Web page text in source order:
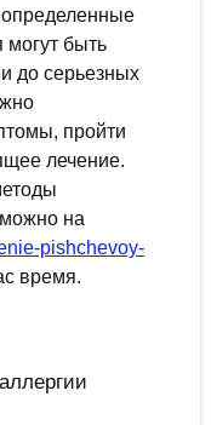
могут быть
до серьезных
пройти
лечение.
можно на
pishchevoy-
время.